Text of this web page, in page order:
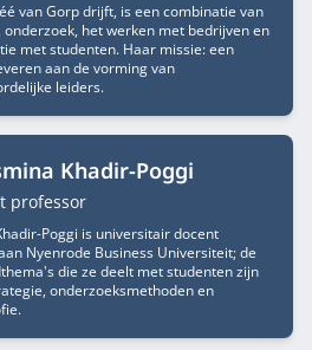
van Gorp drijft, is een combinatie van
onderzoek, het werken met bedrijven en
met studenten. Haar missie: een
aan de vorming van
leiders.
Khadir-Poggi
professor
Poggi is universitair docent
Nyenrode Business Universiteit; de
die ze deelt met studenten zijn
onderzoeksmethoden en